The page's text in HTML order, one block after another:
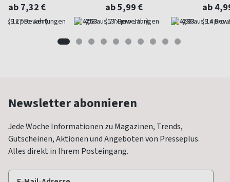
ab 7,32 €
(9 x pro Jahr) 4,53
ab 5,99 €
(13 x pro Jahr) 4,93
ab
(9 x pro
Newsletter abonnieren
Jede Woche Informationen zu Magazinen, Trends,
Gutscheinen, Aktionen und Angeboten von Presseplus.
Alles direkt in Ihrem Posteingang.